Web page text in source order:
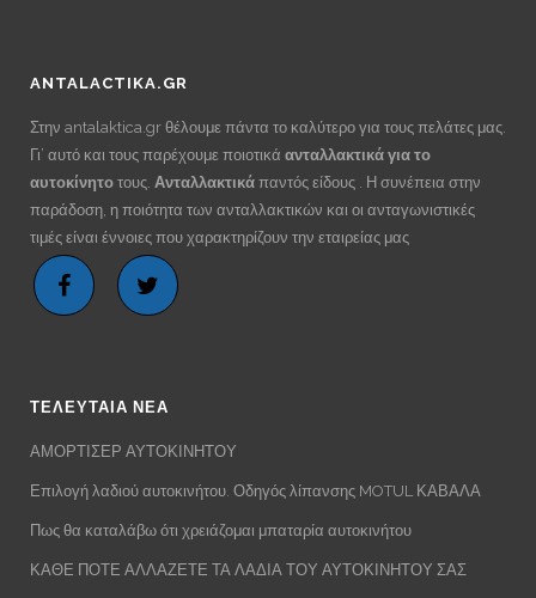
ANTALACTIKA.GR
Στην antalaktica.gr θέλουμε πάντα το καλύτερο για τους πελάτες μας.
Γι’ αυτό και τους παρέχουμε ποιοτικά ανταλλακτικά για το
αυτοκίνητο τους. Ανταλλακτικά παντός είδους . Η συνέπεια στην
παράδοση, η ποιότητα των ανταλλακτικών και οι ανταγωνιστικές
τιμές είναι έννοιες που χαρακτηρίζουν την εταιρείας μας
ΤΕΛΕΥΤΑΙΑ ΝΕΑ
ΑΜΟΡΤΙΣΕΡ ΑΥΤΟΚΙΝΗΤΟΥ
Επιλογή λαδιού αυτοκινήτου. Οδηγός λίπανσης MOTUL ΚΑΒΑΛΑ
Πως θα καταλάβω ότι χρειάζομαι μπαταρία αυτοκινήτου
ΚΑΘΕ ΠΟΤΕ ΑΛΛΑΖΕΤΕ ΤΑ ΛΑΔΙΑ ΤΟΥ ΑΥΤΟΚΙΝΗΤΟΥ ΣΑΣ